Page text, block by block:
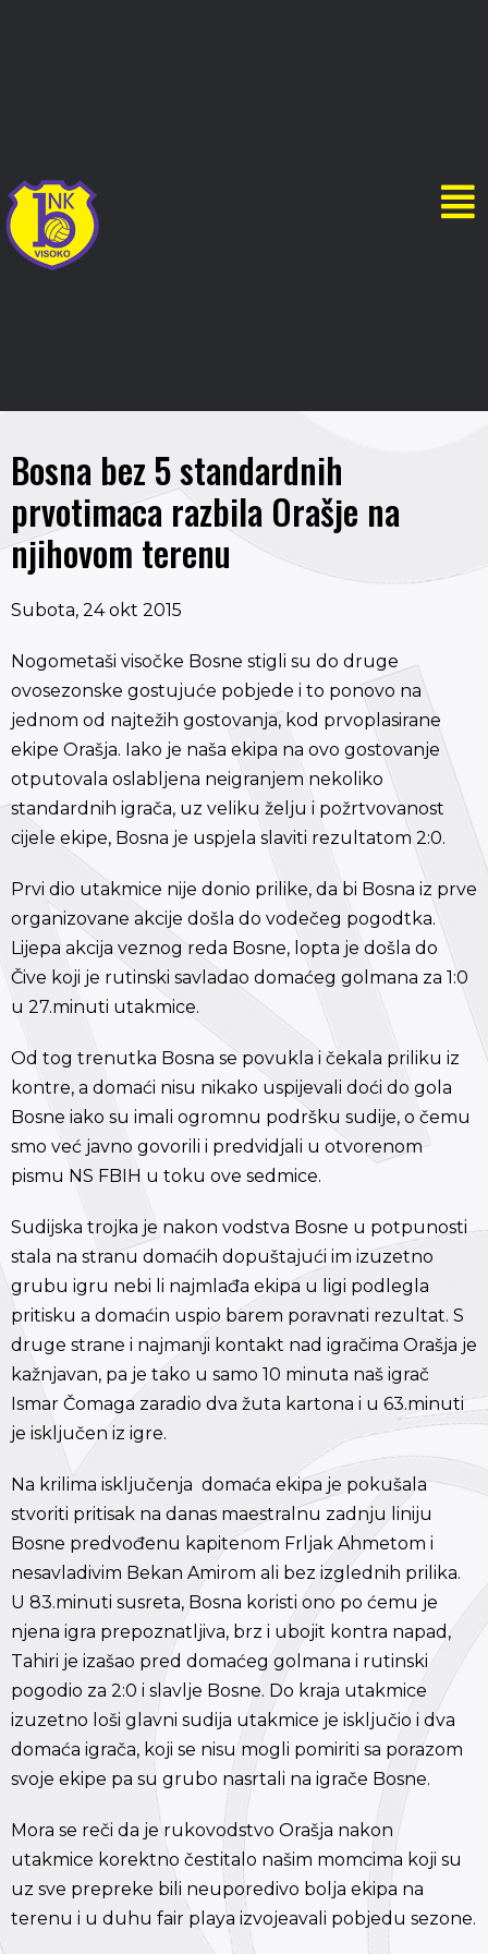
Bosna bez 5 standardnih
prvotimaca razbila Orašje na
njihovom terenu
Subota, 24 okt 2015
Nogometaši visočke Bosne stigli su do druge
ovosezonske gostujuće pobjede i to ponovo na
jednom od najtežih gostovanja, kod prvoplasirane
ekipe Orašja. Iako je naša ekipa na ovo gostovanje
otputovala oslabljena neigranjem nekoliko
standardnih igrača, uz veliku želju i požrtvovanost
cijele ekipe, Bosna je uspjela slaviti rezultatom 2:0.
Prvi dio utakmice nije donio prilike, da bi Bosna iz prve
organizovane akcije došla do vodečeg pogodtka.
Lijepa akcija veznog reda Bosne, lopta je došla do
Čive koji je rutinski savladao domaćeg golmana za 1:0
u 27.minuti utakmice.
Od tog trenutka Bosna se povukla i čekala priliku iz
kontre, a domaći nisu nikako uspijevali doći do gola
Bosne iako su imali ogromnu podršku sudije, o čemu
smo već javno govorili i predvidjali u otvorenom
pismu NS FBIH u toku ove sedmice.
Sudijska trojka je nakon vodstva Bosne u potpunosti
stala na stranu domaćih dopuštajući im izuzetno
grubu igru nebi li najmlađa ekipa u ligi podlegla
pritisku a domaćin uspio barem poravnati rezultat. S
druge strane i najmanji kontakt nad igračima Orašja je
kažnjavan, pa je tako u samo 10 minuta naš igrač
Ismar Čomaga zaradio dva žuta kartona i u 63.minuti
je isključen iz igre.
Na krilima isključenja domaća ekipa je pokušala
stvoriti pritisak na danas maestralnu zadnju liniju
Bosne predvođenu kapitenom Frljak Ahmetom i
nesavladivim Bekan Amirom ali bez izglednih prilika.
U 83.minuti susreta, Bosna koristi ono po ćemu je
njena igra prepoznatljiva, brz i ubojit kontra napad,
Tahiri je izašao pred domaćeg golmana i rutinski
pogodio za 2:0 i slavlje Bosne. Do kraja utakmice
izuzetno loši glavni sudija utakmice je isključio i dva
domaća igrača, koji se nisu mogli pomiriti sa porazom
svoje ekipe pa su grubo nasrtali na igrače Bosne.
Mora se reči da je rukovodstvo Orašja nakon
utakmice korektno čestitalo našim momcima koji su
uz sve prepreke bili neuporedivo bolja ekipa na
terenu i u duhu fair playa izvojeavali pobjedu sezone.